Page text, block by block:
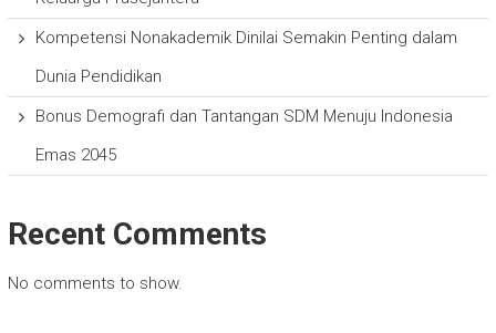
Kompetensi Nonakademik Dinilai Semakin Penting dalam
Dunia Pendidikan
Bonus Demografi dan Tantangan SDM Menuju Indonesia
Emas 2045
Recent Comments
No comments to show.